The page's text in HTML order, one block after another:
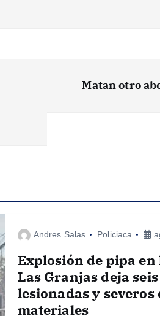
Matan otro
Andres Salas Policiaca
Explosión de pipa
Las Granjas deja
lesionadas y severos
materiales